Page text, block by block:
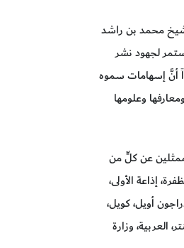
محمد بن راشد
لجهود نشر
أنَّ إسهامات سموه
وعلومها
ممثلين عن كلٍّ من
إذاعة الأولى،
أويل، كويل،
العربية، وزارة